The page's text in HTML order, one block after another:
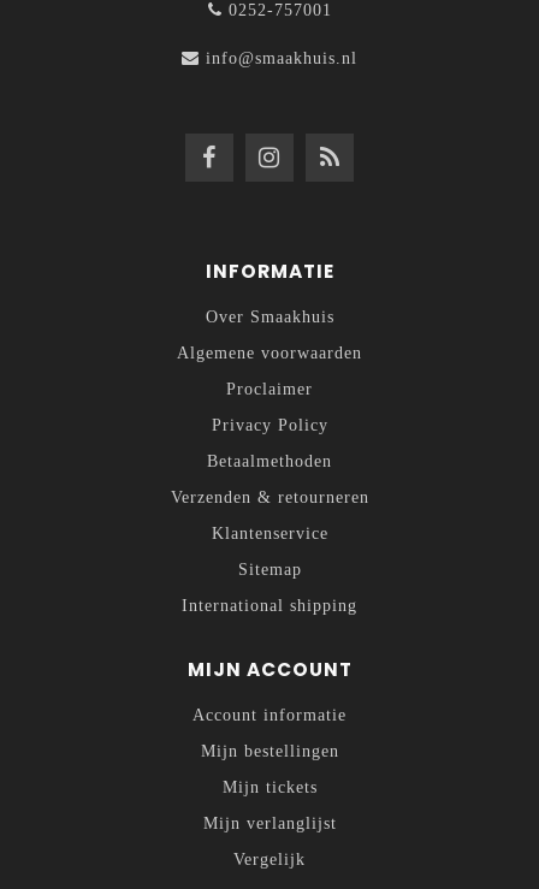
0252-757001
info@smaakhuis.nl
INFORMATIE
Over Smaakhuis
Algemene voorwaarden
Proclaimer
Privacy Policy
Betaalmethoden
Verzenden & retourneren
Klantenservice
Sitemap
International shipping
MIJN ACCOUNT
Account informatie
Mijn bestellingen
Mijn tickets
Mijn verlanglijst
Vergelijk